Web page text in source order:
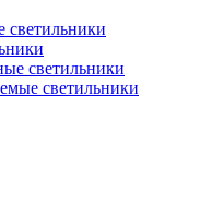
светильники
светильники
светильники